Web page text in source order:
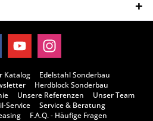
Katalog
Edelstahl Sonderbau
Herdblock Sonderbau
Unsere Referenzen
Unser Team
Service
Service & Beratung
F.A.Q. - Häufige Fragen